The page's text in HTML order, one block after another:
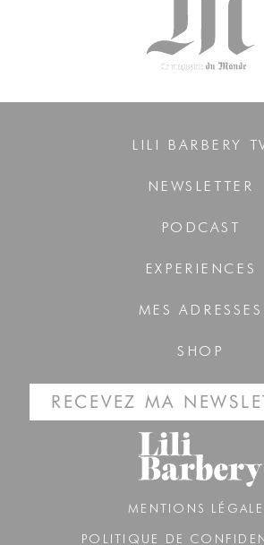
LILI BARBERY
NEWSLETTER
PODCAST
EXPERIENCES
MES ADRESSES
SHOP
RECEVEZ MA
MENTIONS
POLITIQUE DE